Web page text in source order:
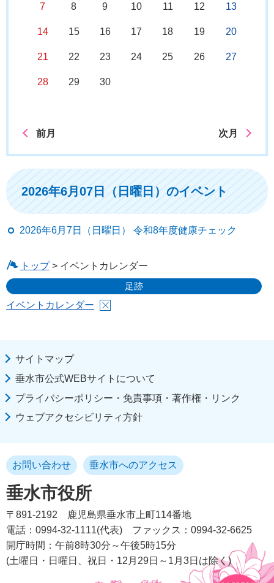
7 8 9 10 11 12 13
14 15 16 17 18 19 20
21 22 23 24 25 26 27
28 29 30
前月 次月
2026年6月07日（日曜日）のイベント
2026年6月7日（日曜日） 令和8年度健康チェック
トップ> イベントカレンダー
足跡
イベントカレンダー
サイトマップ
垂水市公式WEBサイトについて
プライバシーポリシー・免責事項・著作権・リンク
ウェブアクセシビリティ方針
垂水市役所
お問い合わせ 垂水市へのアクセス
〒891-2192
鹿児島県垂水市上町114番地
電話：0994-32-1111(代表)
ファックス：0994-32-6625
開庁時間：午前8時30分～午後5時15分
(土曜日・日曜日、祝日・12月29日～1月3日は除く)